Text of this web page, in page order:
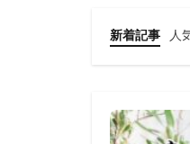
新着記事 人